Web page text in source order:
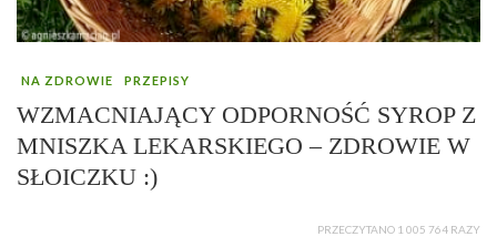
NA ZDROWIE PRZEPISY
WZMACNIAJĄCY ODPORNOŚĆ SYROP Z
MNISZKA LEKARSKIEGO – ZDROWIE W
SŁOICZKU :)
PRZECZYTANO 1 005 764 RAZY